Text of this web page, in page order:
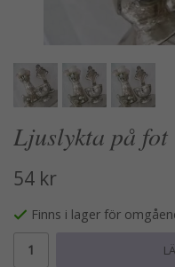
Ljuslykta på
54 kr
Finns i lager för